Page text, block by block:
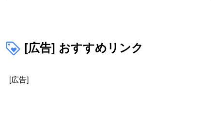
シ
ン
[広告] おすすめリンク
[広告]